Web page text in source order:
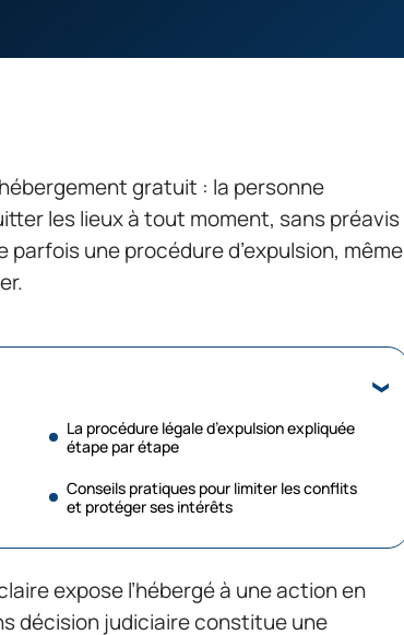
gratuit : la personne
les lieux à tout moment, sans préavis
une procédure d’expulsion, même
La procédure légale d’expulsion expliquée
étape par étape
Conseils pratiques pour limiter les conflits
et protéger ses intérêts
expose l’hébergé à une action en
décision judiciaire constitue une